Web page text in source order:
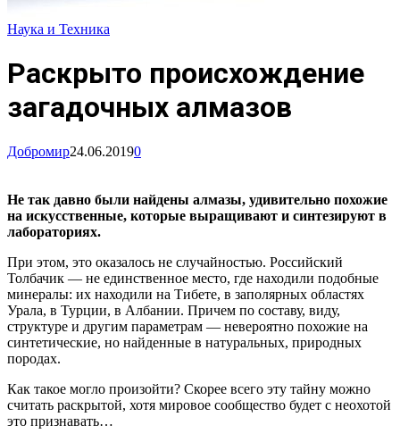
Наука и Техника
Раскрыто происхождение
загадочных алмазов
Добромир24.06.20190
Не так давно были найдены алмазы, удивительно похожие
на искусственные, которые выращивают и синтезируют в
лабораториях.
При этом, это оказалось не случайностью. Российский
Толбачик — не единственное место, где находили подобные
минералы: их находили на Тибете, в заполярных областях
Урала, в Турции, в Албании. Причем по составу, виду,
структуре и другим параметрам — невероятно похожие на
синтетические, но найденные в натуральных, природных
породах.
Как такое могло произойти? Скорее всего эту тайну можно
считать раскрытой, хотя мировое сообщество будет с неохотой
это признавать…